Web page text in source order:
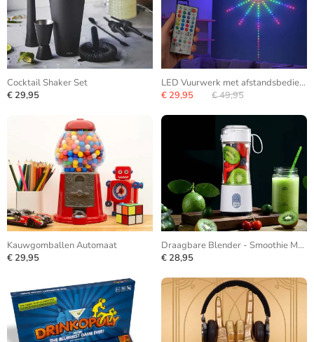
Cocktail Shaker Set
€ 29,95
LED Vuurwerk met afstandsbediening
€ 29,95
€ 49,95
Kauwgomballen Automaat
€ 29,95
Draagbare Blender - Smoothie Maker
€ 28,95